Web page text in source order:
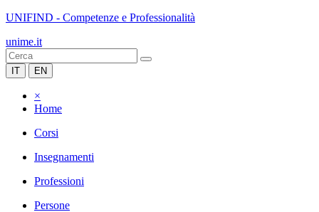
UNIFIND - Competenze e Professionalità
unime.it
IT EN
×
Home
Corsi
Insegnamenti
Professioni
Persone